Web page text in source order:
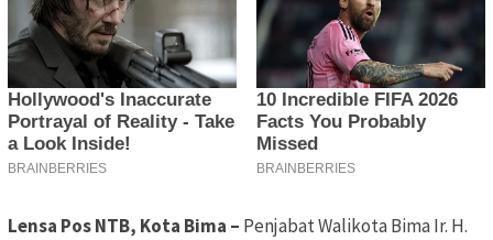
Lensa Pos NTB, Kota Bima – Penjabat Walikota Bima Ir. H.